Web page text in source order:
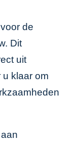
de
Dit
uit
klaar om